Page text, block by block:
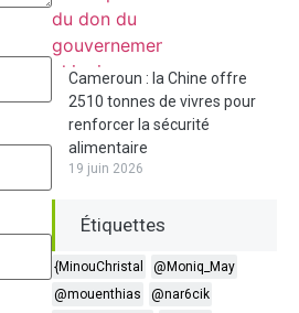
Cameroun : la Chine offre
2510 tonnes de vivres pour
renforcer la sécurité
alimentaire
19 juin 2026
Étiquettes
{MinouChristal
@Moniq_May
@mouenthias
@nar6cik